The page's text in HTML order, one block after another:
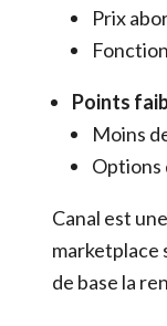
Prix
Points
Moins
Options
Canal est
marketplace
de base la